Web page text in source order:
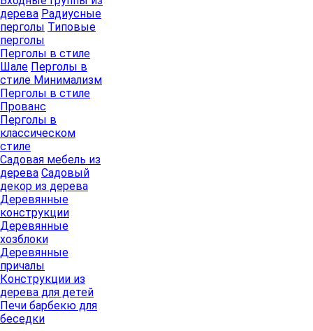
дерева Радиусные
перголы Типовые
перголы
Перголы в стиле
Шале Перголы в
стиле Минимализм
Перголы в стиле
Прованс
Перголы в
классическом
стиле
Садовая мебель из
дерева Садовый
декор из дерева
Деревянные
конструкции
Деревянные
хозблоки
Деревянные
причалы
Конструкции из
дерева для детей
Печи барбекю для
беседки